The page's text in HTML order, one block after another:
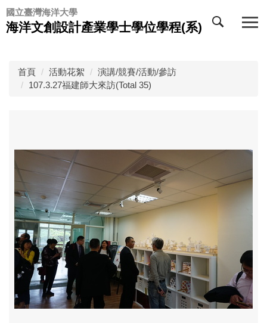
跳
到
主
國立臺灣海洋大學
海洋文創設計產業學士學位學程(系)
首頁 活動花絮
演講/競賽/活動/參訪
107.3.27福建師大來訪(Total 35)